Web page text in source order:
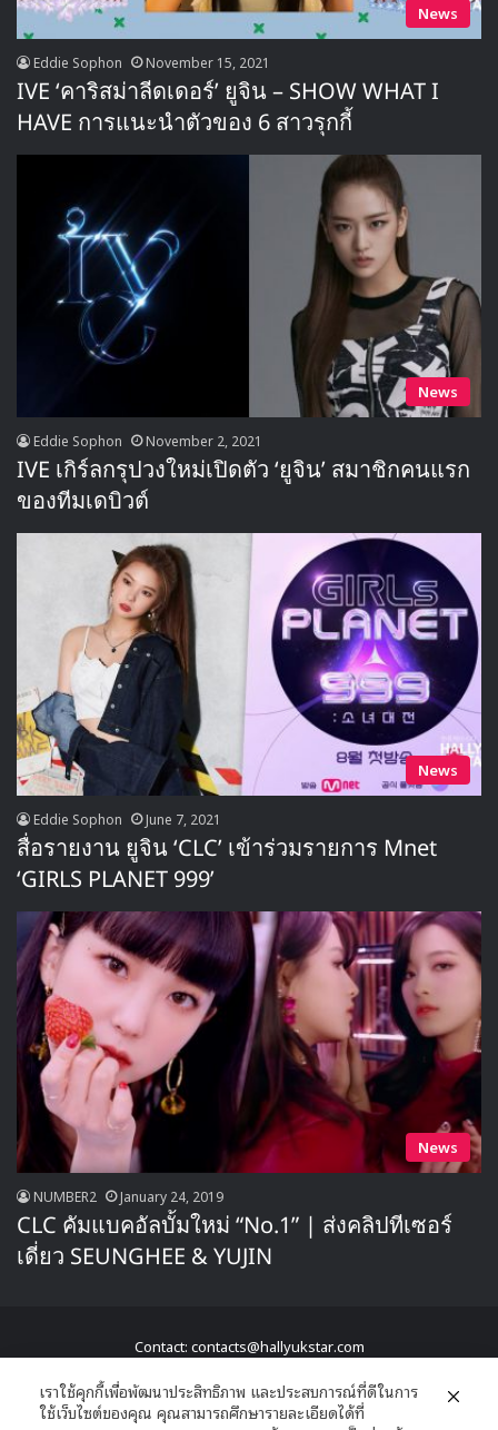
News
Eddie Sophon November 15, 2021
IVE ‘คาริสม่าลีดเดอร์’ ยูจิน – SHOW WHAT I
HAVE การแนะนำตัวของ 6 สาวรุกกี้
News
Eddie Sophon November 2, 2021
IVE เกิร์ลกรุปวงใหม่เปิดตัว ‘ยูจิน’ สมาชิกคนแรก
ของทีมเดบิวต์
News
Eddie Sophon June 7, 2021
สื่อรายงาน ยูจิน ‘CLC’ เข้าร่วมรายการ Mnet
‘GIRLS PLANET 999’
News
NUMBER2 January 24, 2019
CLC คัมแบคอัลบั้มใหม่ “No.1” | ส่งคลิปทีเซอร์
เดี่ยว SEUNGHEE & YUJIN
Contact: contacts@hallyukstar.com
Hallyu K Star a family of New Edition © Copyright 2026, All Rights
Reserved
เราใช้คุกกี้เพื่อพัฒนาประสิทธิภาพ และประสบการณ์ที่ดีในการ
ใช้เว็บไซต์ของคุณ คุณสามารถศึกษารายละเอียดได้ที่